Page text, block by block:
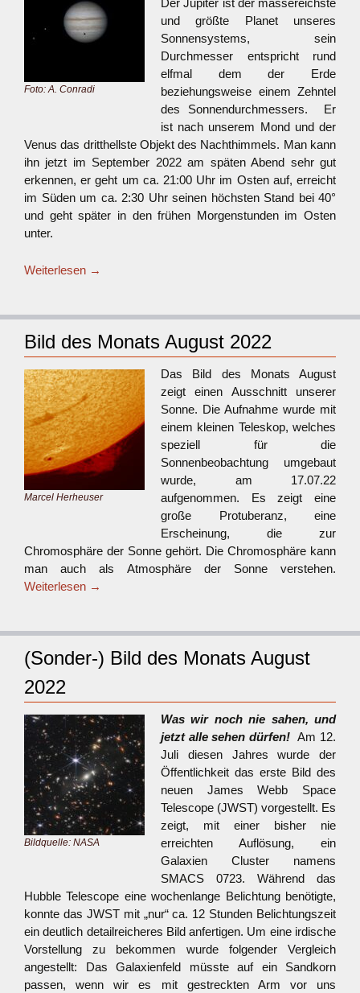
Foto: A. Conradi
Der Jupiter ist der massereichste
und größte Planet unseres
Sonnensystems, sein
Durchmesser entspricht rund
elfmal dem der Erde
beziehungsweise einem Zehntel
des Sonnendurchmessers. Er
ist nach unserem Mond und der
Venus das dritthellste Objekt des Nachthimmels. Man kann
ihn jetzt im September 2022 am späten Abend sehr gut
erkennen, er geht um ca. 21:00 Uhr im Osten auf, erreicht
im Süden um ca. 2:30 Uhr seinen höchsten Stand bei 40°
und geht später in den frühen Morgenstunden im Osten
unter.
Weiterlesen →
Bild des Monats August 2022
Marcel Herheuser
Das Bild des Monats August
zeigt einen Ausschnitt unserer
Sonne. Die Aufnahme wurde mit
einem kleinen Teleskop, welches
speziell für die
Sonnenbeobachtung umgebaut
wurde, am 17.07.22
aufgenommen. Es zeigt eine
große Protuberanz, eine
Erscheinung, die zur
Chromosphäre der Sonne gehört. Die Chromosphäre kann
man auch als Atmosphäre der Sonne verstehen.
Weiterlesen →
(Sonder-) Bild des Monats August
2022
Bildquelle: NASA
Was wir noch nie sahen, und
jetzt alle sehen dürfen!Am 12.
Juli diesen Jahres wurde der
Öffentlichkeit das erste Bild des
neuen James Webb Space
Telescope (JWST) vorgestellt. Es
zeigt, mit einer bisher nie
erreichten Auflösung, ein
Galaxien Cluster namens
SMACS 0723. Während das
Hubble Telescope eine wochenlange Belichtung benötigte,
konnte das JWST mit „nur“ ca. 12 Stunden Belichtungszeit
ein deutlich detailreicheres Bild anfertigen. Um eine irdische
Vorstellung zu bekommen wurde folgender Vergleich
angestellt: Das Galaxienfeld müsste auf ein Sandkorn
passen, wenn wir es mit gestreckten Arm vor uns